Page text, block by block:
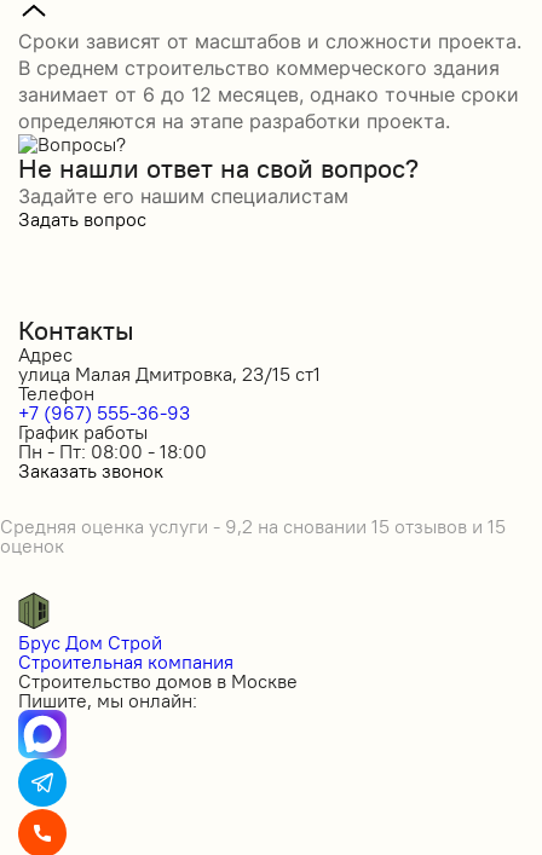
Сроки зависят от масштабов и сложности проекта.
В среднем строительство коммерческого здания
занимает от 6 до 12 месяцев, однако точные сроки
определяются на этапе разработки проекта.
Не нашли ответ на свой вопрос?
Задайте его нашим специалистам
Задать вопрос
Контакты
Адрес
улица Малая Дмитровка, 23/15 ст1
Телефон
+7 (967) 555-36-93
График работы
Пн - Пт: 08:00 - 18:00
Заказать звонок
Средняя оценка услуги - 9,2 на сновании 15 отзывов и 15
оценок
Брус Дом Строй
Строительная компания
Строительство домов в Москве
Пишите, мы онлайн: